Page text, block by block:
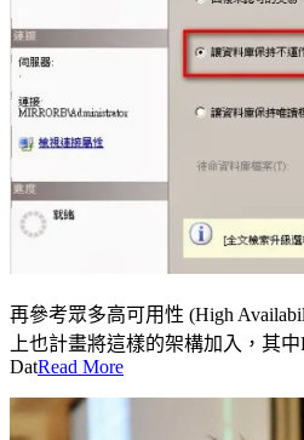
再參考眾多高可用性 (High
上也計畫將這樣的架構加入，其中
DatRead More